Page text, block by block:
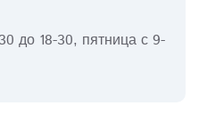
до 18-30, пятница с 9-